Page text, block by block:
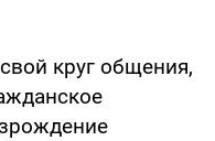
круг общения,